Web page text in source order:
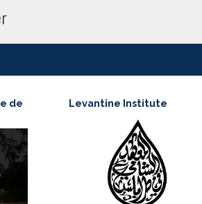
de
Levantine Institute